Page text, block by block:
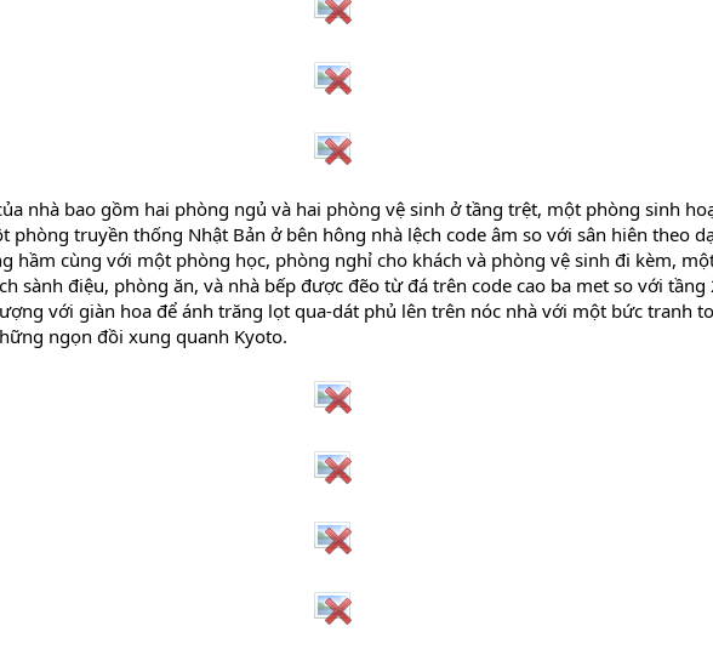
nhà bao gồm hai phòng ngủ và hai phòng vệ sinh ở tầng trệt, một phòng sinh
phòng truyền thống Nhật Bản ở bên hông nhà lệch code âm so với sân hiên theo
hầm cùng với một phòng học, phòng nghỉ cho khách và phòng vệ sinh đi kèm,
sành điệu, phòng ăn, và nhà bếp được đẽo từ đá trên code cao ba met so với tầng
với giàn hoa để ánh trăng lọt qua-dát phủ lên trên nóc nhà với một bức tranh
ngọn đồi xung quanh Kyoto.